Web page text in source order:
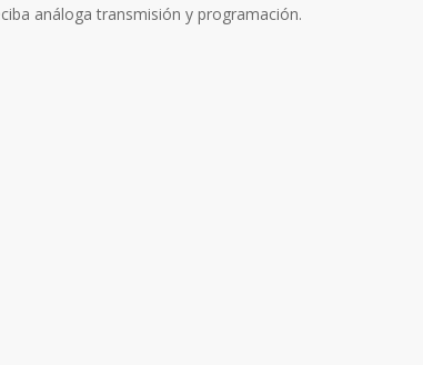
análoga transmisión y programación.